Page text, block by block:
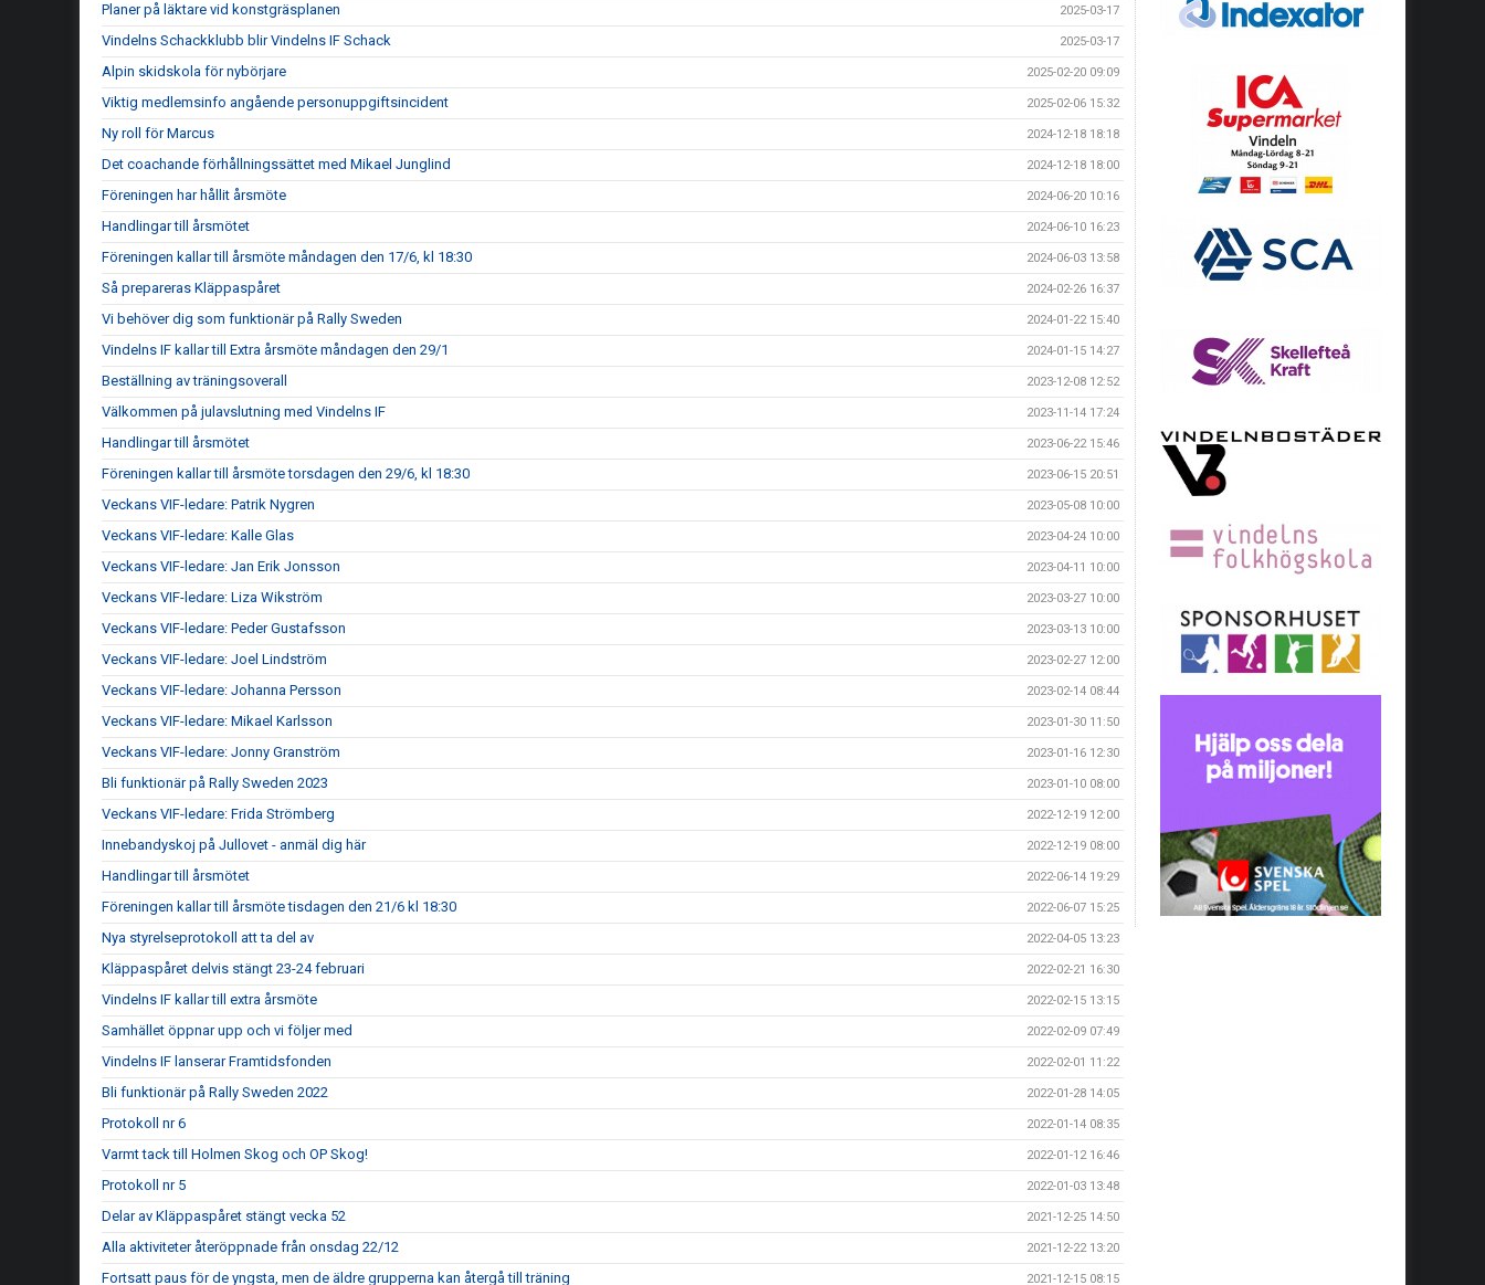
Planer på läktare vid konstgräsplanen 2025-03-17
Vindelns Schackklubb blir Vindelns IF Schack 2025-03-17
Alpin skidskola för nybörjare 2025-02-20 09:09
Viktig medlemsinfo angående personuppgiftsincident 2025-02-06 15:32
Ny roll för Marcus 2024-12-18 18:18
Det coachande förhållningssättet med Mikael Junglind 2024-12-18 18:00
Föreningen har hållit årsmöte 2024-06-20 10:16
Handlingar till årsmötet 2024-06-10 16:23
Föreningen kallar till årsmöte måndagen den 17/6, kl 18:30 2024-06-03 13:58
Så prepareras Kläppaspåret 2024-02-26 16:37
Vi behöver dig som funktionär på Rally Sweden 2024-01-22 15:40
Vindelns IF kallar till Extra årsmöte måndagen den 29/1 2024-01-15 14:27
Beställning av träningsoverall 2023-12-08 12:52
Välkommen på julavslutning med Vindelns IF 2023-11-14 17:24
Handlingar till årsmötet 2023-06-22 15:46
Föreningen kallar till årsmöte torsdagen den 29/6, kl 18:30 2023-06-15 20:51
Veckans VIF-ledare: Patrik Nygren 2023-05-08 10:00
Veckans VIF-ledare: Kalle Glas 2023-04-24 10:00
Veckans VIF-ledare: Jan Erik Jonsson 2023-04-11 10:00
Veckans VIF-ledare: Liza Wikström 2023-03-27 10:00
Veckans VIF-ledare: Peder Gustafsson 2023-03-13 10:00
Veckans VIF-ledare: Joel Lindström 2023-02-27 12:00
Veckans VIF-ledare: Johanna Persson 2023-02-14 08:44
Veckans VIF-ledare: Mikael Karlsson 2023-01-30 11:50
Veckans VIF-ledare: Jonny Granström 2023-01-16 12:30
Bli funktionär på Rally Sweden 2023 2023-01-10 08:00
Veckans VIF-ledare: Frida Strömberg 2022-12-19 12:00
Innebandyskoj på Jullovet - anmäl dig här 2022-12-19 08:00
Handlingar till årsmötet 2022-06-14 19:29
Föreningen kallar till årsmöte tisdagen den 21/6 kl 18:30 2022-06-07 15:25
Nya styrelseprotokoll att ta del av 2022-04-05 13:23
Kläppaspåret delvis stängt 23-24 februari 2022-02-21 16:30
Vindelns IF kallar till extra årsmöte 2022-02-15 13:15
Samhället öppnar upp och vi följer med 2022-02-09 07:49
Vindelns IF lanserar Framtidsfonden 2022-02-01 11:22
Bli funktionär på Rally Sweden 2022 2022-01-28 14:05
Protokoll nr 6 2022-01-14 08:35
Varmt tack till Holmen Skog och OP Skog! 2022-01-12 16:46
Protokoll nr 5 2022-01-03 13:48
Delar av Kläppaspåret stängt vecka 52 2021-12-25 14:50
Alla aktiviteter återöppnade från onsdag 22/12 2021-12-22 13:20
Fortsatt paus för de yngsta, men de äldre grupperna kan återgå till träning 2021-12-15 08:15